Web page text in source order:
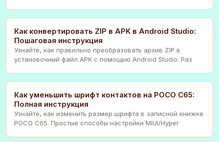
Как конвертировать ZIP в APK в Android Studio:
Пошаговая инструкция
Узнайте, как правильно преобразовать архив ZIP в
установочный файл APK с помощью Android Studio. Раз
Как уменьшить шрифт контактов на POCO C65:
Полная инструкция
Узнайте, как изменить размер шрифта в записной книжке
POCO C65. Простые способы настройки MIUI/Hyper